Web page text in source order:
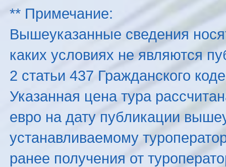
** Примечание:
Вышеуказанные сведения
каких условиях не являются
2 статьи 437 Гражданского
Указанная цена тура
евро на дату публикации
устанавливаемому
ранее получения от